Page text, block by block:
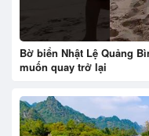
Bờ biển Nhật Lệ Quảng
muốn quay trở lại